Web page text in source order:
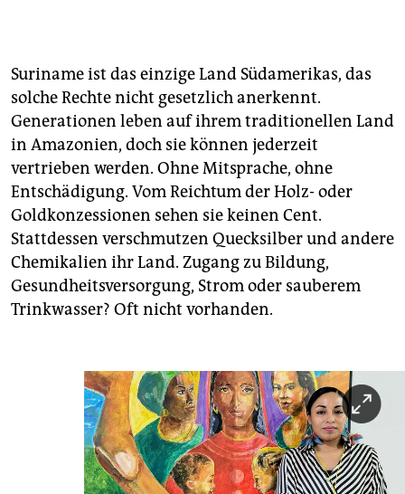
Suriname ist das einzige Land Südamerikas, das
solche Rechte nicht gesetzlich anerkennt.
Generationen leben auf ihrem traditionellen Land
in Amazonien, doch sie können jederzeit
vertrieben werden. Ohne Mitsprache, ohne
Entschädigung. Vom Reichtum der Holz- oder
Goldkonzessionen sehen sie keinen Cent.
Stattdessen verschmutzen Quecksilber und andere
Chemikalien ihr Land. Zugang zu Bildung,
Gesundheitsversorgung, Strom oder sauberem
Trinkwasser? Oft nicht vorhanden.